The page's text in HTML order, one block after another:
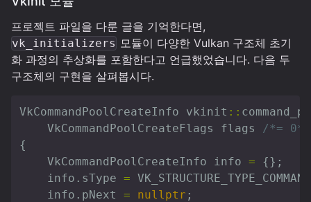
프로젝트 파일을 다룬 글을 기억한다면,
vk_initializers 모듈이 다양한 Vulkan 구조체 초기
화 과정의 추상화를 포함한다고 언급했었습니다. 다음 두
구조체의 구현을 살펴봅시다.
VkCommandPoolCreateInfo vkinit ::
VkCommandPoolCreateFlags
flags
/*= 0*/
{
VkCommandPoolCreateInfo
info =
{};
info . sType =
info . pNext = nullptr ;